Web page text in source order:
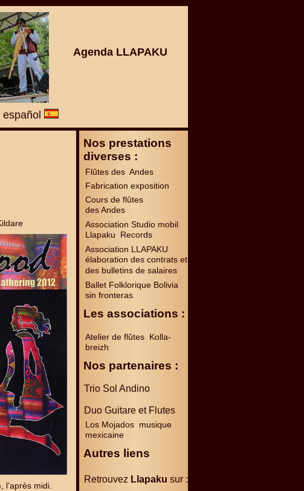
Agenda LLAPAKU
l'après midi.
Nos prestations
diverses :
Flûtes des Andes
Fabrication exposition
Cours de flûtes
des Andes
Association Studio mobil
Llapaku Records
Association LLAPAKU
élaboration des contrats et
des bulletins de salaires
Ballet Folklorique Bolivia
sin fronteras
Les associations :
Atelier de flûtes Kolla-
breizh
Nos partenaires :
Trio Sol Andino
Duo Guitare et Flutes
Los Mojados musique
mexicaine
Autres liens
Retrouvez Llapaku sur :